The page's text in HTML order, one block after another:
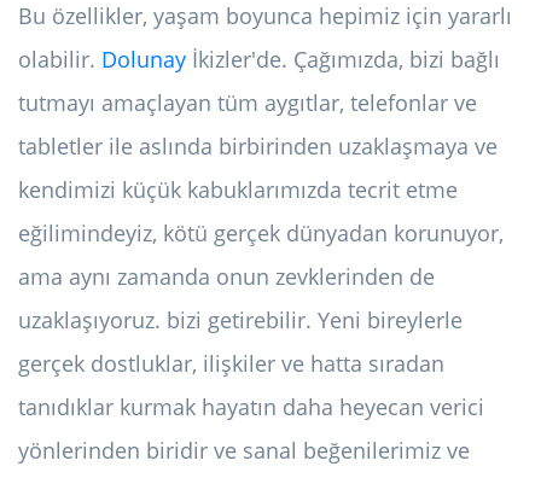
Bu özellikler, yaşam boyunca hepimiz için yararlı
olabilir. Dolunay İkizler'de. Çağımızda, bizi bağlı
tutmayı amaçlayan tüm aygıtlar, telefonlar ve
tabletler ile aslında birbirinden uzaklaşmaya ve
kendimizi küçük kabuklarımızda tecrit etme
eğilimindeyiz, kötü gerçek dünyadan korunuyor,
ama aynı zamanda onun zevklerinden de
uzaklaşıyoruz. bizi getirebilir. Yeni bireylerle
gerçek dostluklar, ilişkiler ve hatta sıradan
tanıdıklar kurmak hayatın daha heyecan verici
yönlerinden biridir ve sanal beğenilerimiz ve